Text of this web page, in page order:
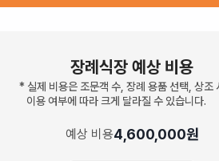
장례식장 예상 비용
* 실제 비용은 조문객 수, 장례 용품 선택, 상조
이용 여부에 따라 크게 달라질 수 있습니다.
예상 비용4,600,000원